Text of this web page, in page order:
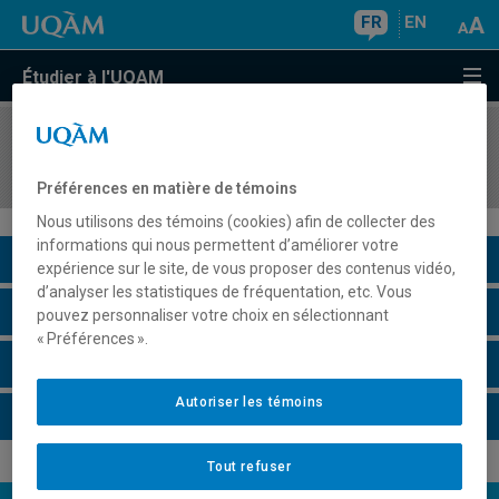
FR EN
Étudier à l'UQAM
COURS//
Description du cours
Horaire - Été 2026
Préférences en matière de témoins
Nous utilisons des témoins (cookies) afin de collecter des
informations qui nous permettent d’améliorer votre
expérience sur le site, de vous proposer des contenus vidéo,
d’analyser les statistiques de fréquentation, etc. Vous
pouvez personnaliser votre choix en sélectionnant
« Préférences ».
Tout refuser
Autoriser les témoins